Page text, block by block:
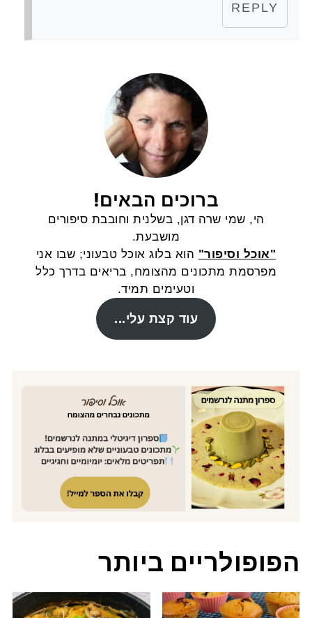
REPLY
ברוכים הבאים!
הי, שמי שרה דגן, בשלנית וחובבת סיפורים
מושבעת.
"אוכל וסיפור" הוא בלוג אוכל טבעוני; שבו אני
מפרסמת מתכונים מהצומח, בריאים בדרך כלל
וטעימים תמיד.
עוד קצת עלי...
הפופולריים ביותר